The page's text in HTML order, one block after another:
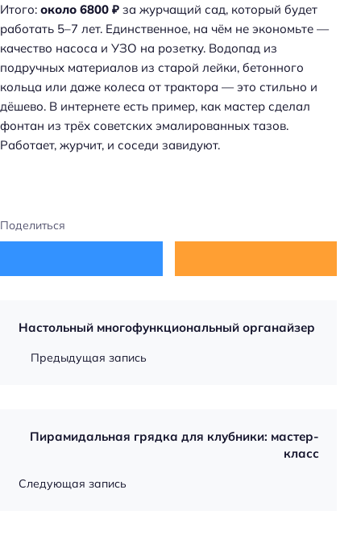
Итого: около 6800 ₽ за журчащий сад, который будет
работать 5–7 лет. Единственное, на чём не экономьте —
качество насоса и УЗО на розетку. Водопад из
подручных материалов из старой лейки, бетонного
кольца или даже колеса от трактора — это стильно и
дёшево. В интернете есть пример, как мастер сделал
фонтан из трёх советских эмалированных тазов.
Работает, журчит, и соседи завидуют.
Поделиться
Настольный многофункциональный органайзер
Предыдущая запись
Пирамидальная грядка для клубники: мастер-
класс
Следующая запись